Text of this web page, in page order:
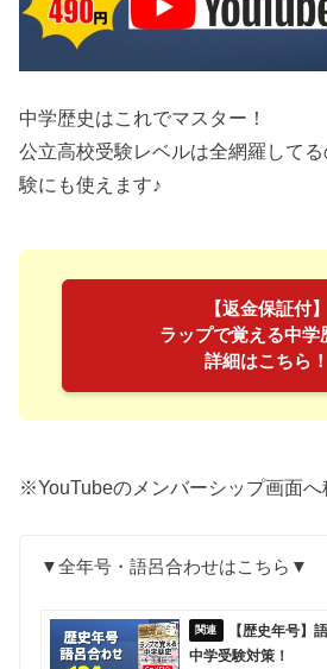
中学歴史はこれでマスター！
公立高校受験レベルは全網羅して
験にも使えます♪
【返金保証付】
ラップで覚える中学
詳細はこちら！
※YouTubeのメンバーシップ画面へ
▼全年号・語呂合わせはこちら▼
【歴史年号】
中学受験対策！